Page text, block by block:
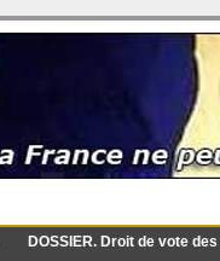
DOSSIER. Droit de vote